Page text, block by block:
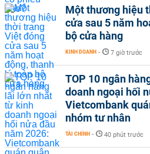
Một thương hiệu
cửa sau 5 năm
bộ cửa hàng
KINH DOANH - 7 giờ trước
TOP 10 ngân
doanh ngoại hối
Vietcombank
nhóm tư nhân
TÀI CHÍNH - 40 phút trước